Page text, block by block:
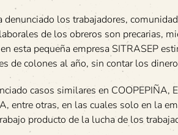
denunciado los trabajadores,
de los obreros son precarias,
esta pequeña empresa SITRASEP
de colones al año, sin contar los
casos similares en COOPEPIÑA,
entre otras, en las cuales solo en la
producto de la lucha de los